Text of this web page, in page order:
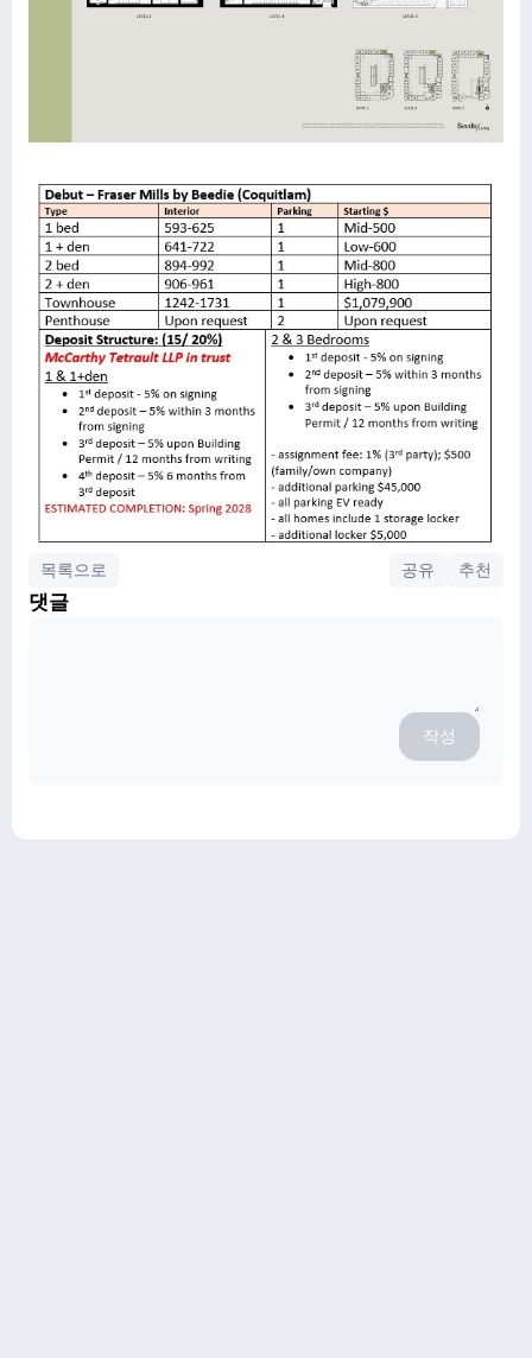
목록으로 공유 추천
댓글
작성